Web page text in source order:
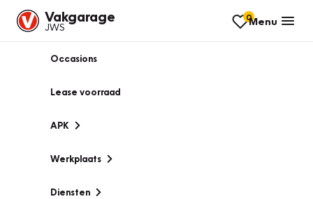
Vakgarage
JWS
0Menu
Occasions
Lease voorraad
APK
Werkplaats
Diensten